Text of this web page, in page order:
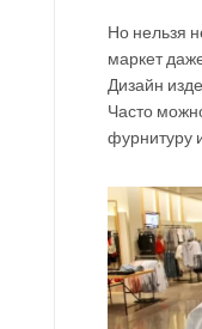
Но нельзя
маркет
Дизайн
Часто
фурнитуру